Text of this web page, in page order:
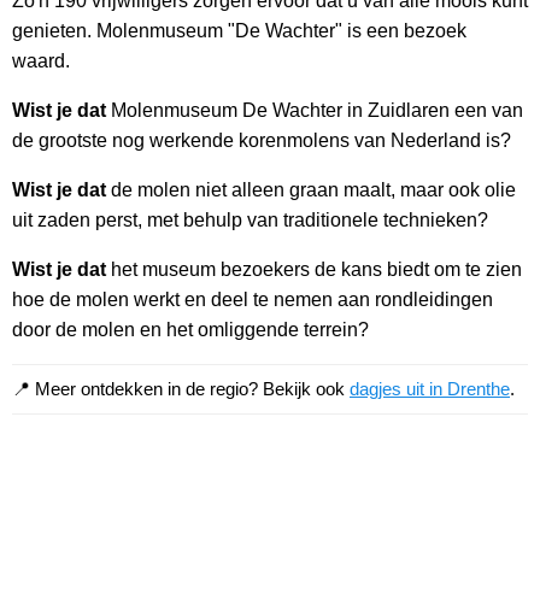
genieten. Molenmuseum "De Wachter" is een bezoek
waard.
Wist je dat Molenmuseum De Wachter in Zuidlaren een van
de grootste nog werkende korenmolens van Nederland is?
Wist je dat de molen niet alleen graan maalt, maar ook olie
uit zaden perst, met behulp van traditionele technieken?
Wist je dat het museum bezoekers de kans biedt om te zien
hoe de molen werkt en deel te nemen aan rondleidingen
door de molen en het omliggende terrein?
📍 Meer ontdekken in de regio? Bekijk ook dagjes uit in Drenthe.